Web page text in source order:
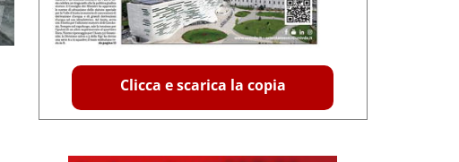
Clicca e scarica la copia